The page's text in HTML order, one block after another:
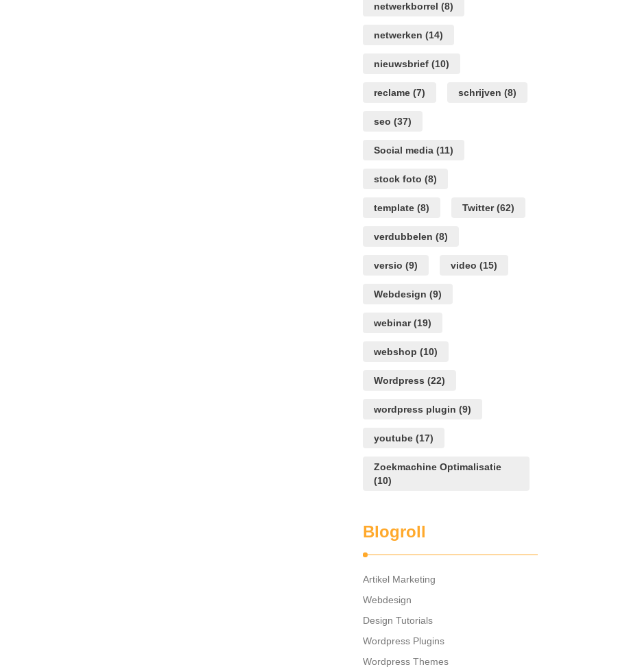
netwerkborrel (8)
netwerken (14)
nieuwsbrief (10)
reclame (7) schrijven (8)
seo (37)
Social media (11)
stock foto (8)
template (8) Twitter(62)
verdubbelen (8)
versio (9) video (15)
Webdesign (9)
webinar(19)
webshop (10)
Wordpress (22)
wordpress plugin (9)
youtube (17)
Zoekmachine Optimalisatie
(10)
Blogroll
Artikel Marketing
Webdesign
Design Tutorials
Wordpress Plugins
Wordpress Themes